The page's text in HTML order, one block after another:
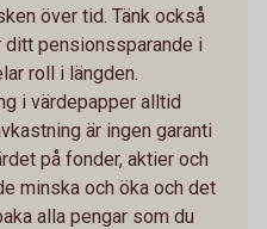
över tid. Tänk också
ditt pensionssparande i
roll i längden.
i värdepapper alltid
är ingen garanti
på fonder, aktier och
minska och öka och det
alla pengar som du